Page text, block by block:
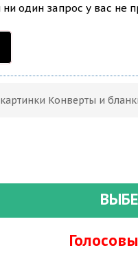
один запрос у вас не
Конверты и